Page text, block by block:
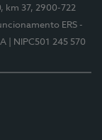
km 37, 2900-722
ERS -
| NIPC501 245 570